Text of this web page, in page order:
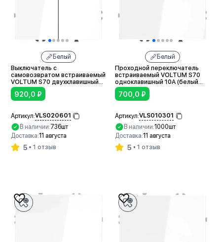
Белый
Выключатель с
самовозвратом встраиваемый
VOLTUM S70 двухклавишный
10А (белый глянцевый)
920,0 ₽
Артикул:VLS020601
В наличии:736шт
Доставка:11 августа
5 1 отзыв
Белый
Проходной переключатель
встраиваемый VOLTUM S70
одноклавишный 10А (белый
глянцевый)
700,0 ₽
Артикул:VLS010301
В наличии:1000шт
Доставка:11 августа
5 1 отзыв